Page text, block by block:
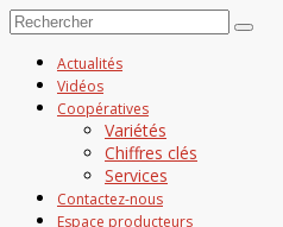
Actualités
Vidéos
Coopératives
Variétés
Chiffres clés
Services
Contactez-nous
Espace producteurs